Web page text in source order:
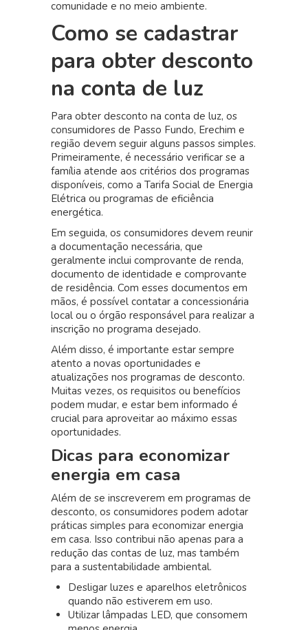
comunidade e no meio ambiente.
Como se cadastrar
para obter desconto
na conta de luz
Para obter desconto na conta de luz, os
consumidores de Passo Fundo, Erechim e
região devem seguir alguns passos simples.
Primeiramente, é necessário verificar se a
família atende aos critérios dos programas
disponíveis, como a Tarifa Social de Energia
Elétrica ou programas de eficiência
energética.
Em seguida, os consumidores devem reunir
a documentação necessária, que
geralmente inclui comprovante de renda,
documento de identidade e comprovante
de residência. Com esses documentos em
mãos, é possível contatar a concessionária
local ou o órgão responsável para realizar a
inscrição no programa desejado.
Além disso, é importante estar sempre
atento a novas oportunidades e
atualizações nos programas de desconto.
Muitas vezes, os requisitos ou benefícios
podem mudar, e estar bem informado é
crucial para aproveitar ao máximo essas
oportunidades.
Dicas para economizar
energia em casa
Além de se inscreverem em programas de
desconto, os consumidores podem adotar
práticas simples para economizar energia
em casa. Isso contribui não apenas para a
redução das contas de luz, mas também
para a sustentabilidade ambiental.
Desligar luzes e aparelhos eletrônicos
quando não estiverem em uso.
Utilizar lâmpadas LED, que consomem